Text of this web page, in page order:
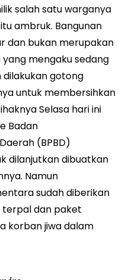
salah satu warganya
ambruk. Bangunan
dan bukan merupakan
mengaku sedang
dilakukan gotong
untuk membersihkan
Selasa hari ini
Badan
(BPBD)
dilanjutkan dibuatkan
Namun
sudah diberikan
dan paket
korban jiwa dalam